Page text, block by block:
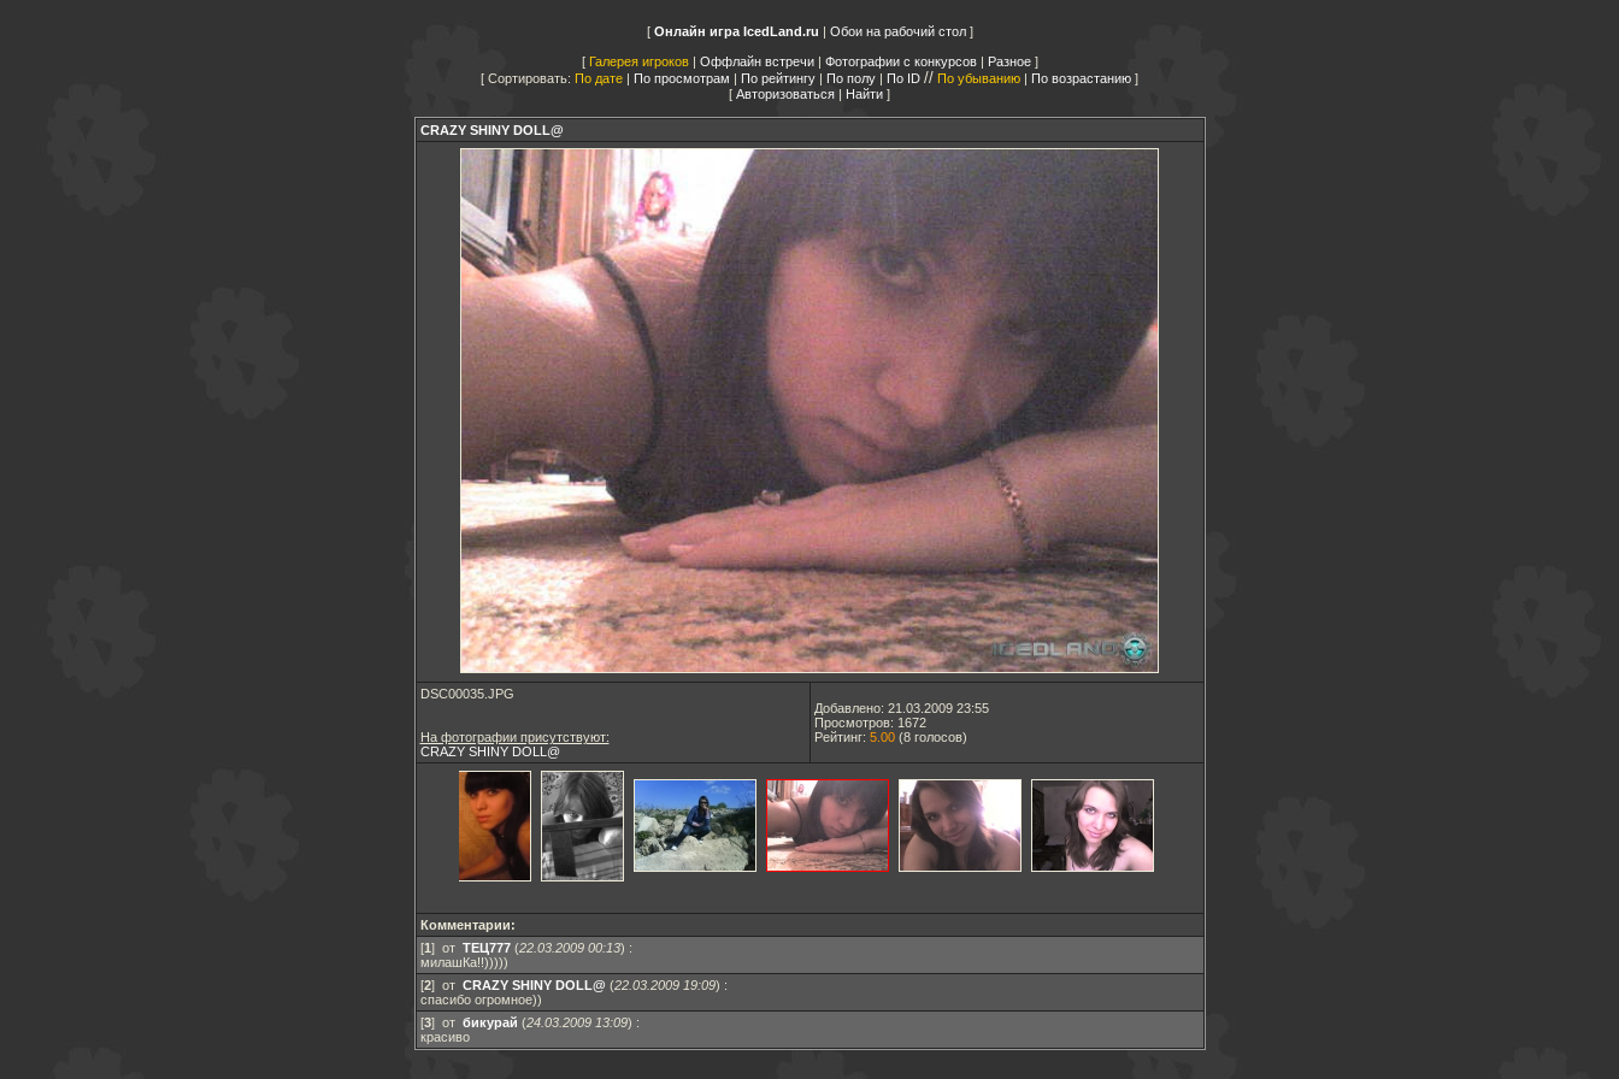
Онлайн игра IcedLand.ru | Обои на рабочий стол
Галерея игроков| Оффлайн встречи| Фотографии с конкурсов| Разное
Сортировать: По дате | По просмотрам | По рейтингу | По полу | По ID // По убыванию | По возрастанию
Авторизоваться | Найти
CRAZY SHINY DOLL@
DSC00035.JPG
На фотографии присутствуют:
CRAZY SHINY DOLL@
Добавлено: 21.03.2009 23:55
Просмотров: 1672
Рейтинг: 5.00(8голосов)
Комментарии:
[1] от ТЕЦ777(22.03.2009 00:13) :
милашКа!!)))))
[2] от CRAZY SHINY DOLL@ (22.03.2009 19:09) :
спасибо огромное))
[3] от бикурай (24.03.2009 13:09) :
красиво